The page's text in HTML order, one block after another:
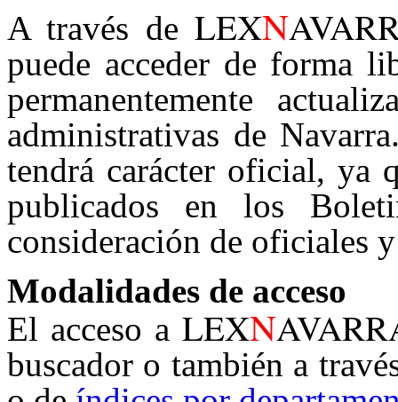
A través de LEXN
puede acceder de forma
permanentemente
administrativas de
tendrá carácter oficial, ya
publicados en los
consideración de oficiales
Modalidades de acceso
El acceso aLEXN
buscador o también a